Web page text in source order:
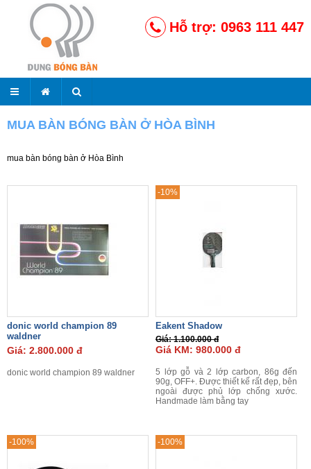
Hỗ trợ: 0963 111 447
MUA BÀN BÓNG BÀN Ở HÒA BÌNH
mua bàn bóng bàn ở Hòa Bình
donic world champion 89
waldner
Giá: 2.800.000 đ
donic world champion 89 waldner
-10%
Eakent Shadow
Giá: 1.100.000 đ
Giá KM: 980.000 đ
5 lớp gỗ và 2 lớp carbon, 86g đến
90g, OFF+. Được thiết kế rất đẹp, bên
ngoài được phủ lớp chống xước.
Handmade làm bằng tay
-100% -100%